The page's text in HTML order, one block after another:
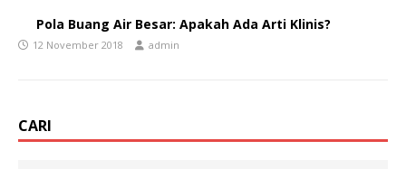
Pola Buang Air Besar: Apakah Ada Arti Klinis?
12 November 2018 admin
CARI